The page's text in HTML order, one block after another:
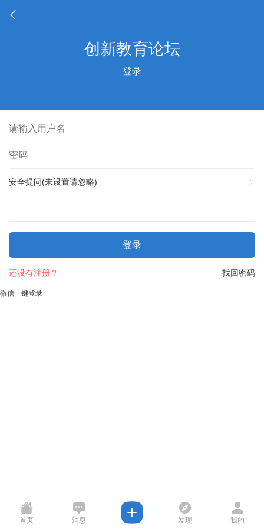
登录
安全提问(未设置请忽略)
登录
找回密码
还没有注册？
微信一键登录
首页 消息 发现 我的